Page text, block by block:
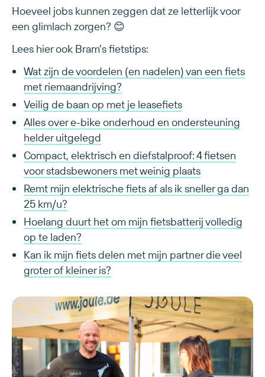
Hoeveel jobs kunnen zeggen dat ze letterlijk voor
een glimlach zorgen? 😊
Lees hier ook Bram’s fietstips:
Wat zijn de voordelen (en nadelen) van een fiets
met riemaandrijving?
Veilig de baan op met je leasefiets
Alles over e-bike onderhoud en ondersteuning
helder uitgelegd
Compact, elektrisch en diefstalproof: 4 fietsen
voor stadsbewoners met weinig plaats
Remt mijn elektrische fiets af als ik sneller ga dan
25 km/u?
Hoelang duurt het om mijn fietsbatterij volledig
op te laden?
Kan ik mijn fiets delen met mijn partner die veel
groter of kleiner is?